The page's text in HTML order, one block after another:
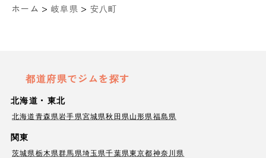
ホーム > 岐阜県 > 安八町
都道府県でジムを探す
北海道・東北
北海道青森県岩手県宮城県秋田県山形県福島県
関東
茨城県栃木県群馬県埼玉県千葉県東京都神奈川県